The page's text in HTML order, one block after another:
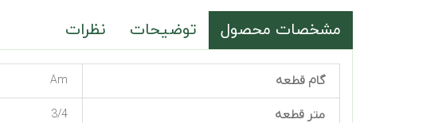
مشخصات محصول توضیحات نظرات
گام قطعه Am
متر قطعه 3/4